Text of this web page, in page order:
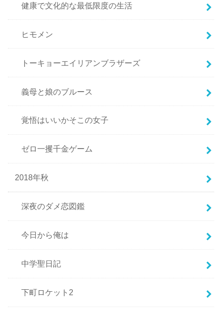
健康で文化的な最低限度の生活
ヒモメン
トーキョーエイリアンブラザーズ
義母と娘のブルース
覚悟はいいかそこの女子
ゼロ一攫千金ゲーム
2018年秋
深夜のダメ恋図鑑
今日から俺は
中学聖日記
下町ロケット2